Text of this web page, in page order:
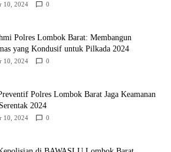
10, 2024 0
Polres Lombok Barat: Membangun
yang Kondusif untuk Pilkada 2024
10, 2024 0
Polres Lombok Barat Jaga Keamanan
2024
10, 2024 0